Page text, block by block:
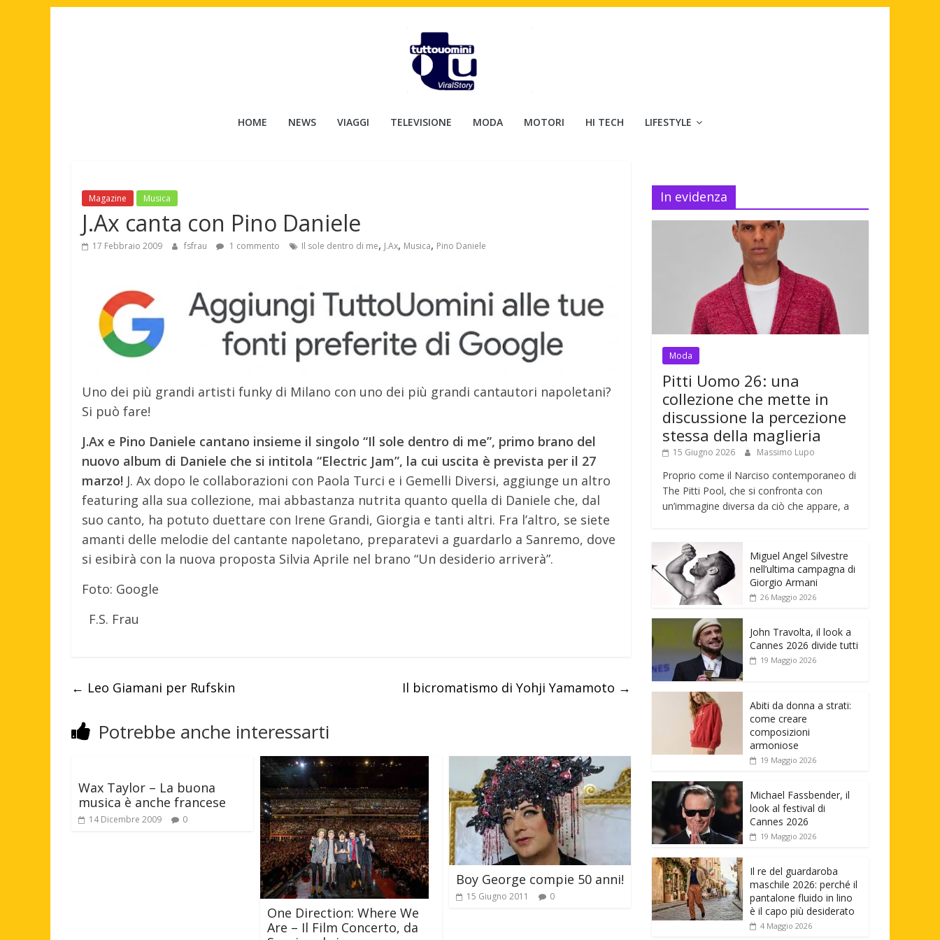
Tuttouomini
Motori,
gay
news
HOME NEWS VIAGGI TELEVISIONE MODA MOTORI HI TECH LIFESTYLE
Magazine Musica
J.Ax canta con Pino Daniele
17 Febbraio 2009 fsfrau 1 commento Il sole dentro di me, J.Ax, Musica, Pino Daniele
Uno dei più grandi artisti funky di Milano con uno dei più grandi cantautori napoletani?
Si può fare!
J.Ax e Pino Daniele cantano insieme il singolo “Il sole dentro di me”, primo brano del
nuovo album di Daniele che si intitola “Electric Jam”, la cui uscita è prevista per il 27
marzo! J. Ax dopo le collaborazioni con Paola Turci e i Gemelli Diversi, aggiunge un altro
featuring alla sua collezione, mai abbastanza nutrita quanto quella di Daniele che, dal
suo canto, ha potuto duettare con Irene Grandi, Giorgia e tanti altri. Fra l’altro, se siete
amanti delle melodie del cantante napoletano, preparatevi a guardarlo a Sanremo, dove
si esibirà con la nuova proposta Silvia Aprile nel brano “Un desiderio arriverà”.
Foto: Google
F.S. Frau
← Leo Giamani per Rufskin Il bicromatismo di Yohji Yamamoto →
Potrebbe anche interessarti
Wax Taylor – La buona
musica è anche francese
14 Dicembre 2009 0
One Direction: Where We
Are – Il Film Concerto, da
Boy George compie 50 anni!
15 Giugno 2011 0
In evidenza
Moda
Pitti Uomo 26: una
collezione che mette in
discussione la percezione
stessa della maglieria
15 Giugno 2026 Massimo Lupo
Proprio come il Narciso contemporaneo di
The Pitti Pool, che si confronta con
un’immagine diversa da ciò che appare, a
Miguel Angel Silvestre
nell’ultima campagna di
Giorgio Armani
26 Maggio 2026
John Travolta, il look a
Cannes 2026 divide tutti
19 Maggio 2026
Abiti da donna a strati:
come creare
composizioni
armoniose
19 Maggio 2026
Michael Fassbender, il
look al festival di
Cannes 2026
19 Maggio 2026
Il re del guardaroba
maschile 2026: perché il
pantalone fluido in lino
è il capo più desiderato
4 Maggio 2026